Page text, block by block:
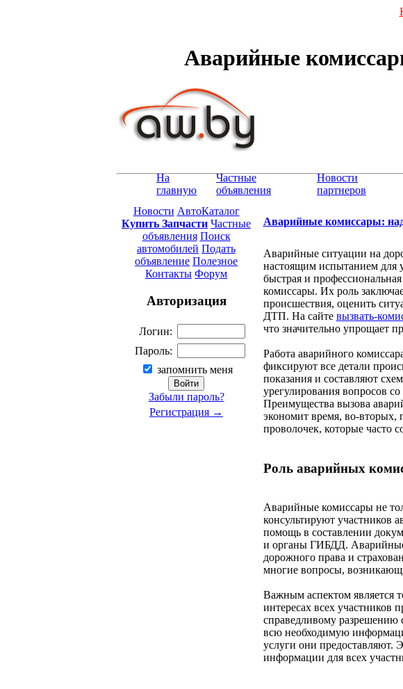
Аварийные
На
главную
Частные
объявления
Новости
партнеров
Новости АвтоКаталог
Купить Запчасти Частные
объявления Поиск
автомобилей Подать
объявление Полезное
Контакты Форум
Авторизация
Логин:
Пароль:
запомнить меня
Забыли пароль?
Регистрация →
Аварийные комиссары:
Аварийные ситуации на
настоящим испытанием для
быстрая и
комиссары. Их роль
происшествия, оценить
ДТП. На сайте вызвать-
что значительно упрощает
Работа аварийного
фиксируют все детали
показания и составляют
урегулирования вопросов
Преимущества вызова
экономит время, во-вторых,
проволочек, которые часто
Роль аварийных
Аварийные комиссары не
консультируют участников
помощь в составлении
и органы ГИБДД. Аварийные
дорожного права и
многие вопросы,
Важным аспектом является
интересах всех участников
справедливому разрешению
всю необходимую
услуги они предоставляют.
информации для всех